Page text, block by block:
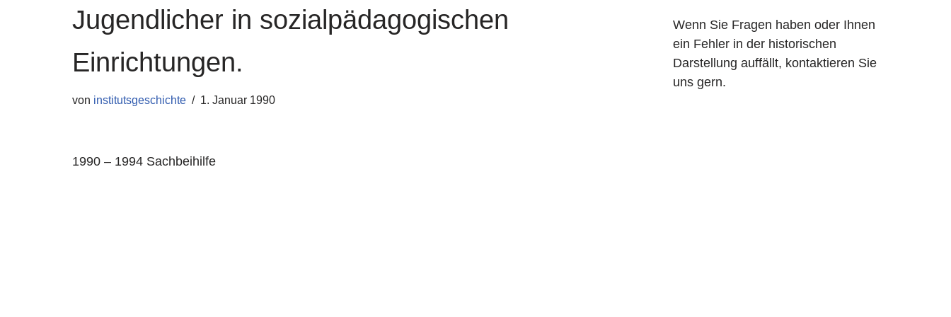
Jugendlicher in sozialpädagogischen
Einrichtungen.
von institutsgeschichte 1. Januar 1990
1990 – 1994 Sachbeihilfe
Wenn Sie Fragen haben oder Ihnen
ein Fehler in der historischen
Darstellung auffällt, kontaktieren Sie
uns gern.